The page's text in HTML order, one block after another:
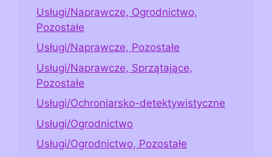
Usługi/Naprawcze, Ogrodnictwo,
Pozostałe
Usługi/Naprawcze, Pozostałe
Usługi/Naprawcze, Sprzątające,
Pozostałe
Usługi/Ochroniarsko-detektywistyczne
Usługi/Ogrodnictwo
Usługi/Ogrodnictwo, Pozostałe